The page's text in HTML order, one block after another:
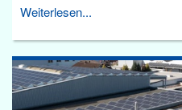
Weiterlesen...